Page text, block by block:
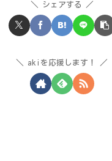
シェアする
akiを応援します！